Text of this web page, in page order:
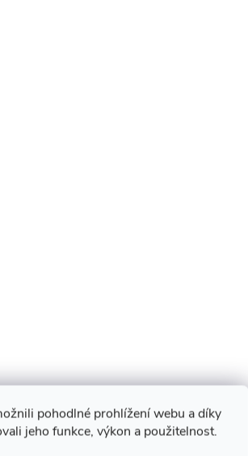
pohodlné prohlížení webu a díky
jeho funkce, výkon a použitelnost.